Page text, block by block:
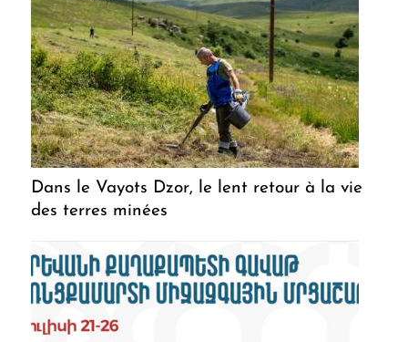
Dans le Vayots Dzor, le lent retour à la vie
des terres minées